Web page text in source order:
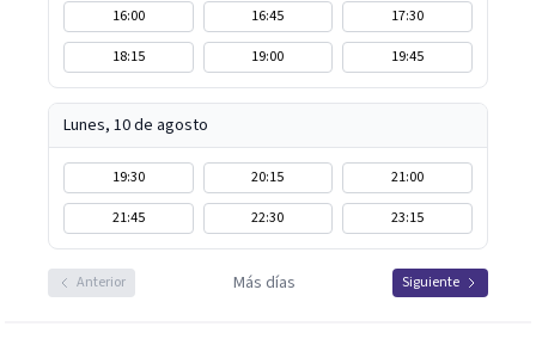
16:00 16:45
17:30
18:15
19:00 19:45
Lunes, 10 de agosto
19:30 20:15
21:00
21:45
22:30 23:15
Anterior Más días Siguiente